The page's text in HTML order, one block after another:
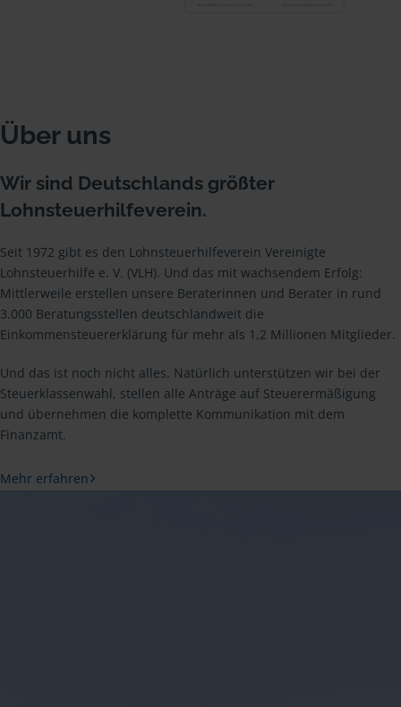
Über uns
Wir sind Deutschlands größter
Lohnsteuerhilfeverein.
Seit 1972 gibt es den Lohnsteuerhilfeverein Vereinigte
Lohnsteuerhilfe e. V. (VLH). Und das mit wachsendem Erfolg:
Mittlerweile erstellen unsere Beraterinnen und Berater in rund
3.000 Beratungsstellen deutschlandweit die
Einkommensteuererklärung für mehr als 1,2 Millionen Mitglieder.
Und das ist noch nicht alles. Natürlich unterstützen wir bei der
Steuerklassenwahl, stellen alle Anträge auf Steuerermäßigung
und übernehmen die komplette Kommunikation mit dem
Finanzamt.
Mehr erfahren